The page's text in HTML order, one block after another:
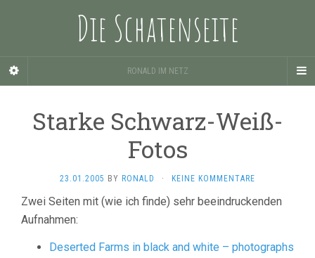
Die Schatenseite
RONALD IM NETZ
Starke Schwarz-Weiß-
Fotos
23.01.2005 BY RONALD · KEINE KOMMENTARE
Zwei Seiten mit (wie ich finde) sehr beeindruckenden
Aufnahmen:
Deserted Farms in black and white – photographs